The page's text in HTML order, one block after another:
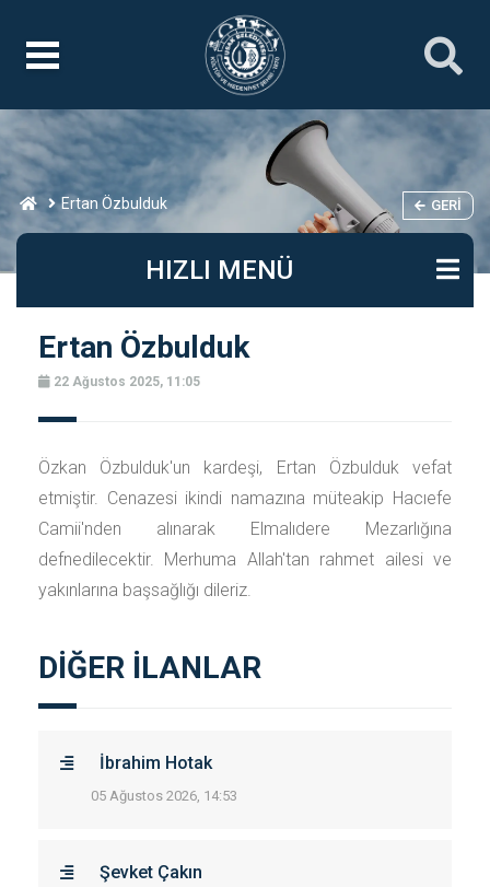
Ertan Özbulduk GERI
HIZLI MENÜ
Ertan Özbulduk
22 Ağustos 2025, 11:05
Özkan Özbulduk'un kardeşi, Ertan Özbulduk vefat
etmiştir. Cenazesi ikindi namazına müteakip Hacıefe
Camii'nden alınarak Elmalıdere Mezarlığına
defnedilecektir. Merhuma Allah'tan rahmet ailesi ve
yakınlarına başsağlığı dileriz.
DİĞER İLANLAR
İbrahim Hotak
05 Ağustos 2026, 14:53
Şevket Çakın